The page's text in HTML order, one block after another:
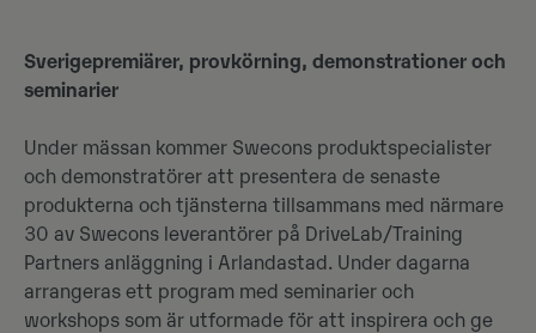
Sverigepremiärer, provkörning, demonstrationer och
seminarier
Under mässan kommer Swecons produktspecialister
och demonstratörer att presentera de senaste
produkterna och tjänsterna tillsammans med närmare
30 av Swecons leverantörer på DriveLab/Training
Partners anläggning i Arlandastad. Under dagarna
arrangeras ett program med seminarier och
workshops som är utformade för att inspirera och ge